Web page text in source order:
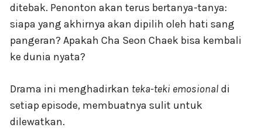
ditebak. Penonton akan terus bertanya-tanya:
siapa yang akhirnya akan dipilih oleh hati sang
pangeran? Apakah Cha Seon Chaek bisa kembali
ke dunia nyata?
Drama ini menghadirkan teka-teki emosional di
setiap episode, membuatnya sulit untuk
dilewatkan.